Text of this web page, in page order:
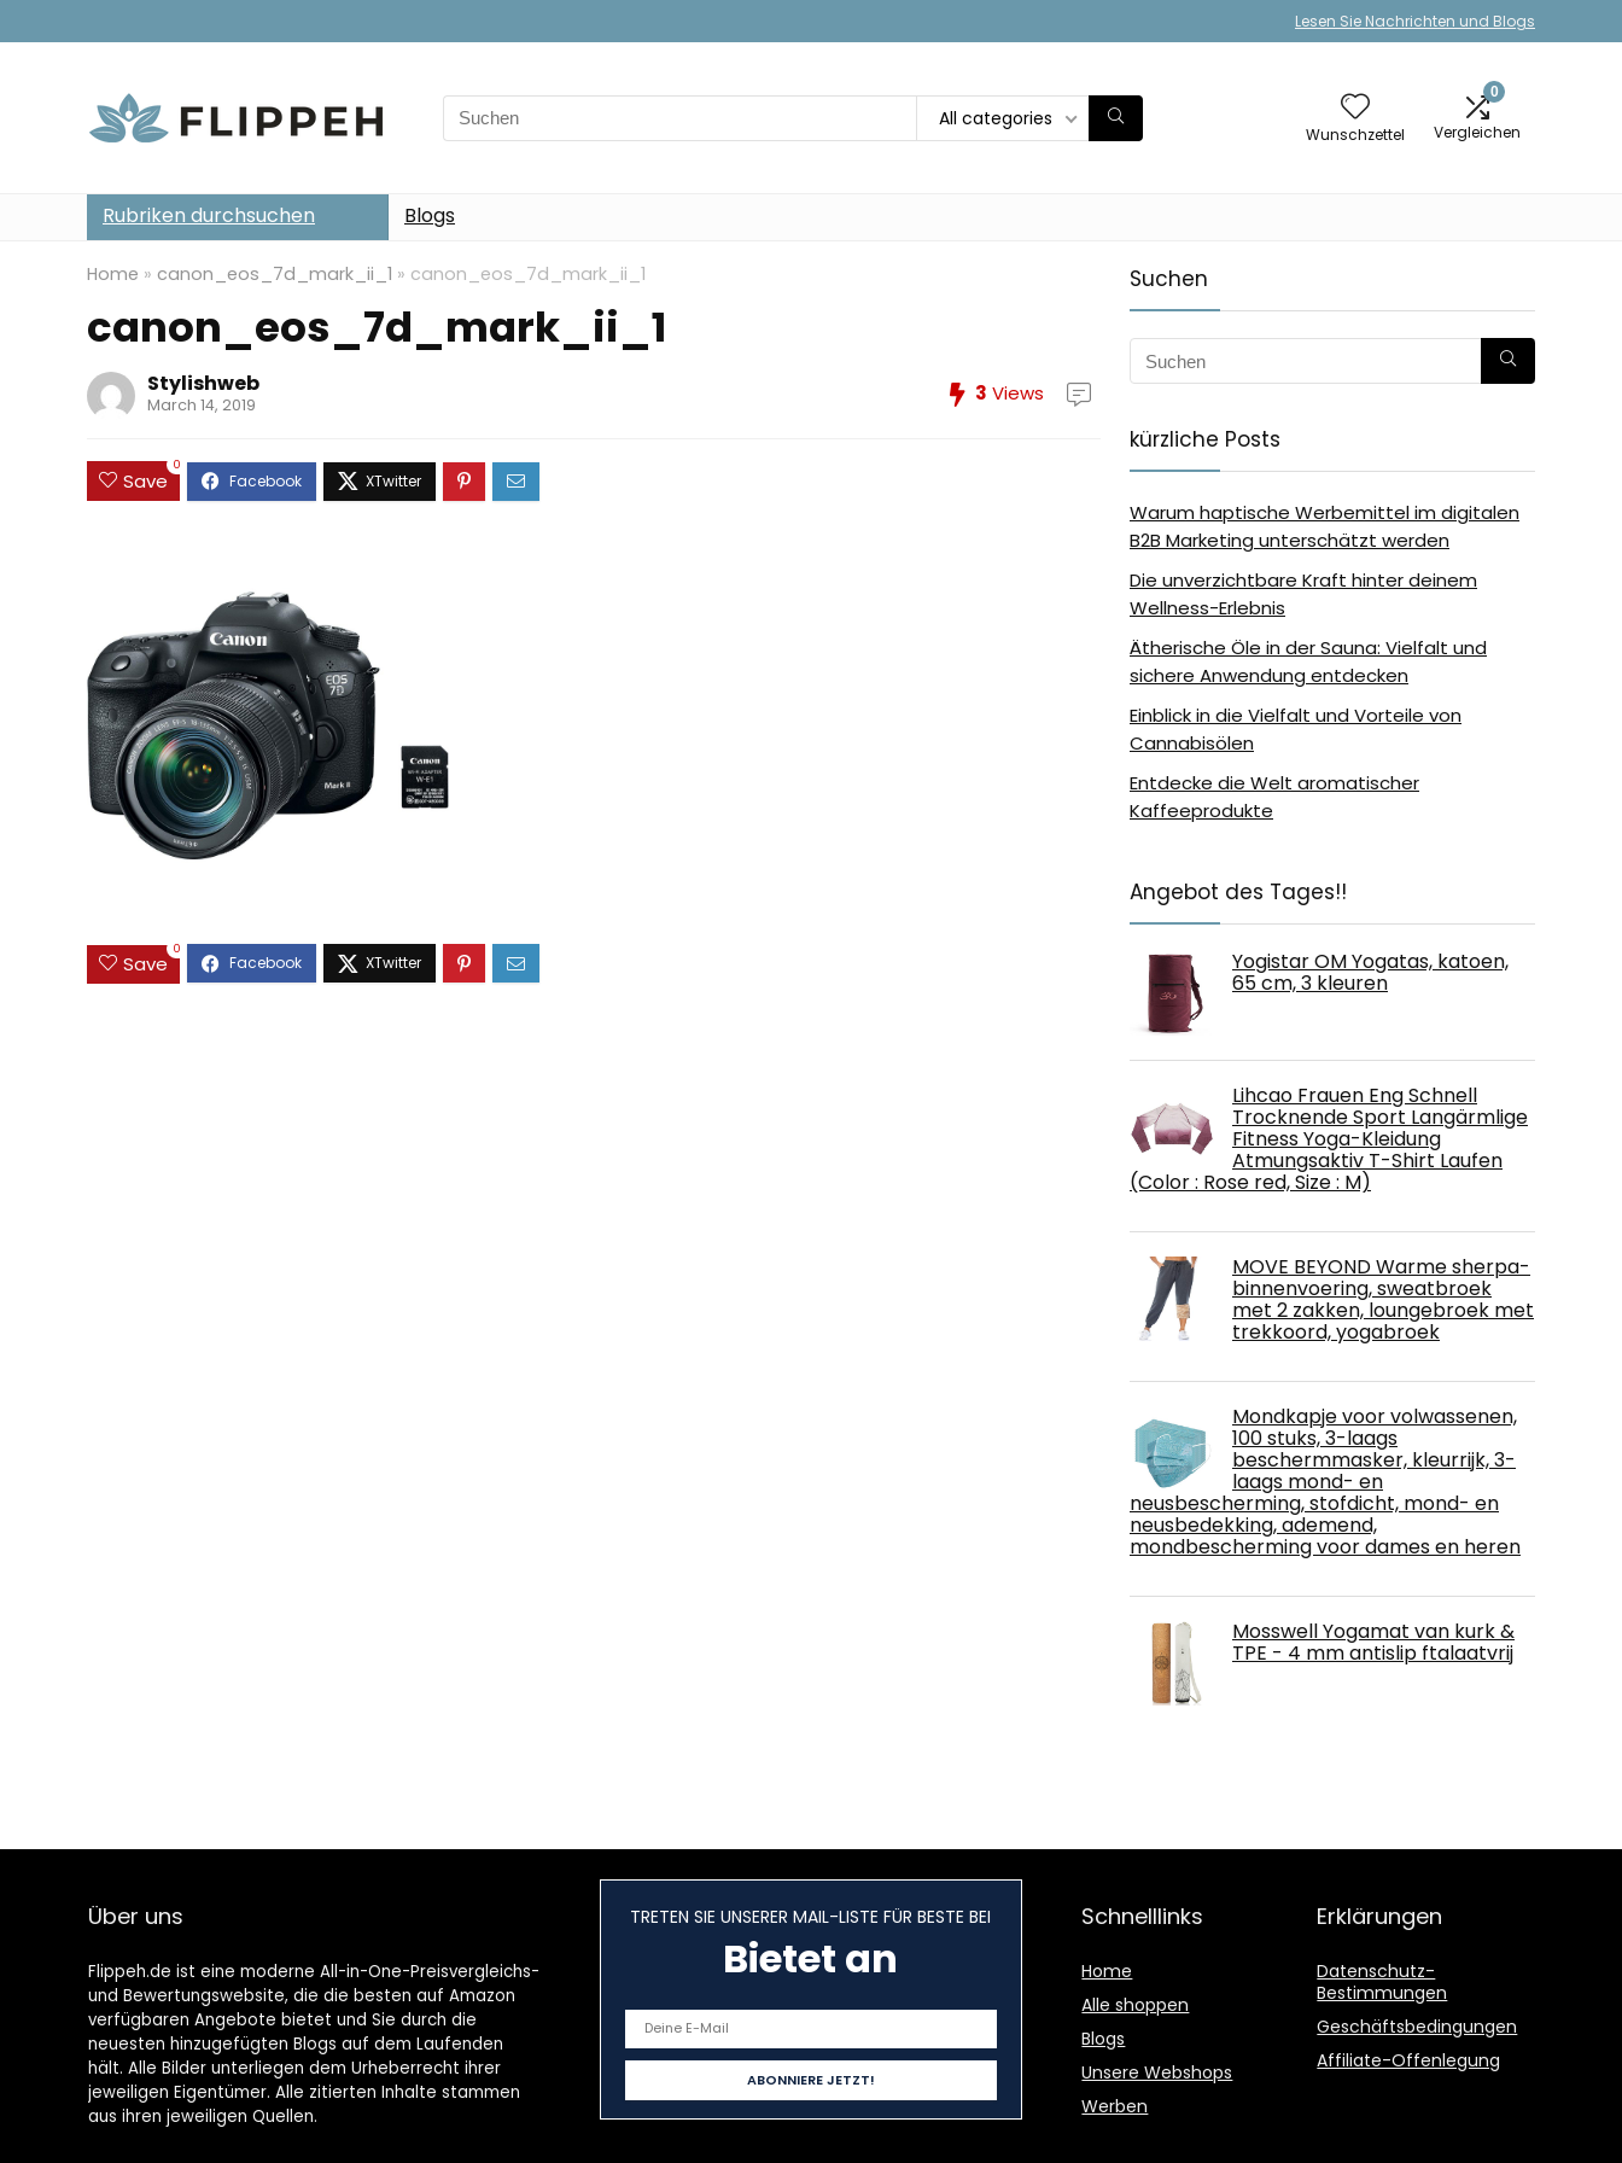
Lesen Sie Nachrichten und Blogs
Search
for:
All categories
Wunschzettel
0
Vergleichen
Rubriken durchsuchen Blogs
Home » canon_eos_7d_mark_ii_1 » canon_eos_7d_mark_ii_1
canon_eos_7d_mark_ii_1
Stylishweb
March 14, 2019 3 Views
Save
0
Save
0
Suchen
kürzliche Posts
Warum haptische Werbemittel im digitalen
B2B Marketing unterschätzt werden
Die unverzichtbare Kraft hinter deinem
Wellness-Erlebnis
Ätherische Öle in der Sauna: Vielfalt und
sichere Anwendung entdecken
Einblick in die Vielfalt und Vorteile von
Cannabisölen
Entdecke die Welt aromatischer
Kaffeeprodukte
Angebot des Tages!!
Yogistar OM Yogatas, katoen,
65 cm, 3 kleuren
Lihcao Frauen Eng Schnell
Trocknende Sport Langärmlige
Fitness Yoga-Kleidung
Atmungsaktiv T-Shirt Laufen
(Color : Rose red, Size : M)
MOVE BEYOND Warme sherpa-
binnenvoering, sweatbroek
met 2 zakken, loungebroek met
trekkoord, yogabroek
Mondkapje voor volwassenen,
100 stuks, 3-laags
beschermmasker, kleurrijk, 3-
laags mond- en
neusbescherming, stofdicht, mond- en
neusbedekking, ademend,
mondbescherming voor dames en heren
Mosswell Yogamat van kurk &
TPE - 4 mm antislip ftalaatvrij
Über uns
Flippeh.de ist eine moderne All-in-One-Preisvergleichs-
und Bewertungswebsite, die die besten auf Amazon
verfügbaren Angebote bietet und Sie durch die
neuesten hinzugefügten Blogs auf dem Laufenden
hält. Alle Bilder unterliegen dem Urheberrecht ihrer
jeweiligen Eigentümer. Alle zitierten Inhalte stammen
aus ihren jeweiligen Quellen.
TRETEN SIE UNSERER MAIL-LISTE FÜR BESTE BEI
Bietet an
Schnelllinks
Home
Alle shoppen
Blogs
Unsere Webshops
Werben
Erklärungen
Datenschutz-
Bestimmungen
Geschäftsbedingungen
Affiliate-Offenlegung